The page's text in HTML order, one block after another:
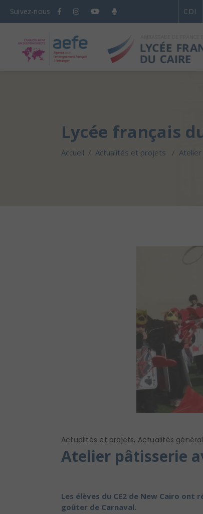
Suivez-nous CDI
Lycée français
Accueil / Actualités et projets / Atelier
Actualités et projets, Actualités
Atelier pâtisserie
Les élèves du CE2 de New Cairo
goûter de Carnaval.